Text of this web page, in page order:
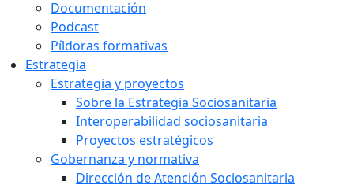
Documentación
Podcast
Píldoras formativas
Estrategia
Estrategia y proyectos
Sobre la Estrategia Sociosanitaria
Interoperabilidad sociosanitaria
Proyectos estratégicos
Gobernanza y normativa
Dirección de Atención Sociosanitaria